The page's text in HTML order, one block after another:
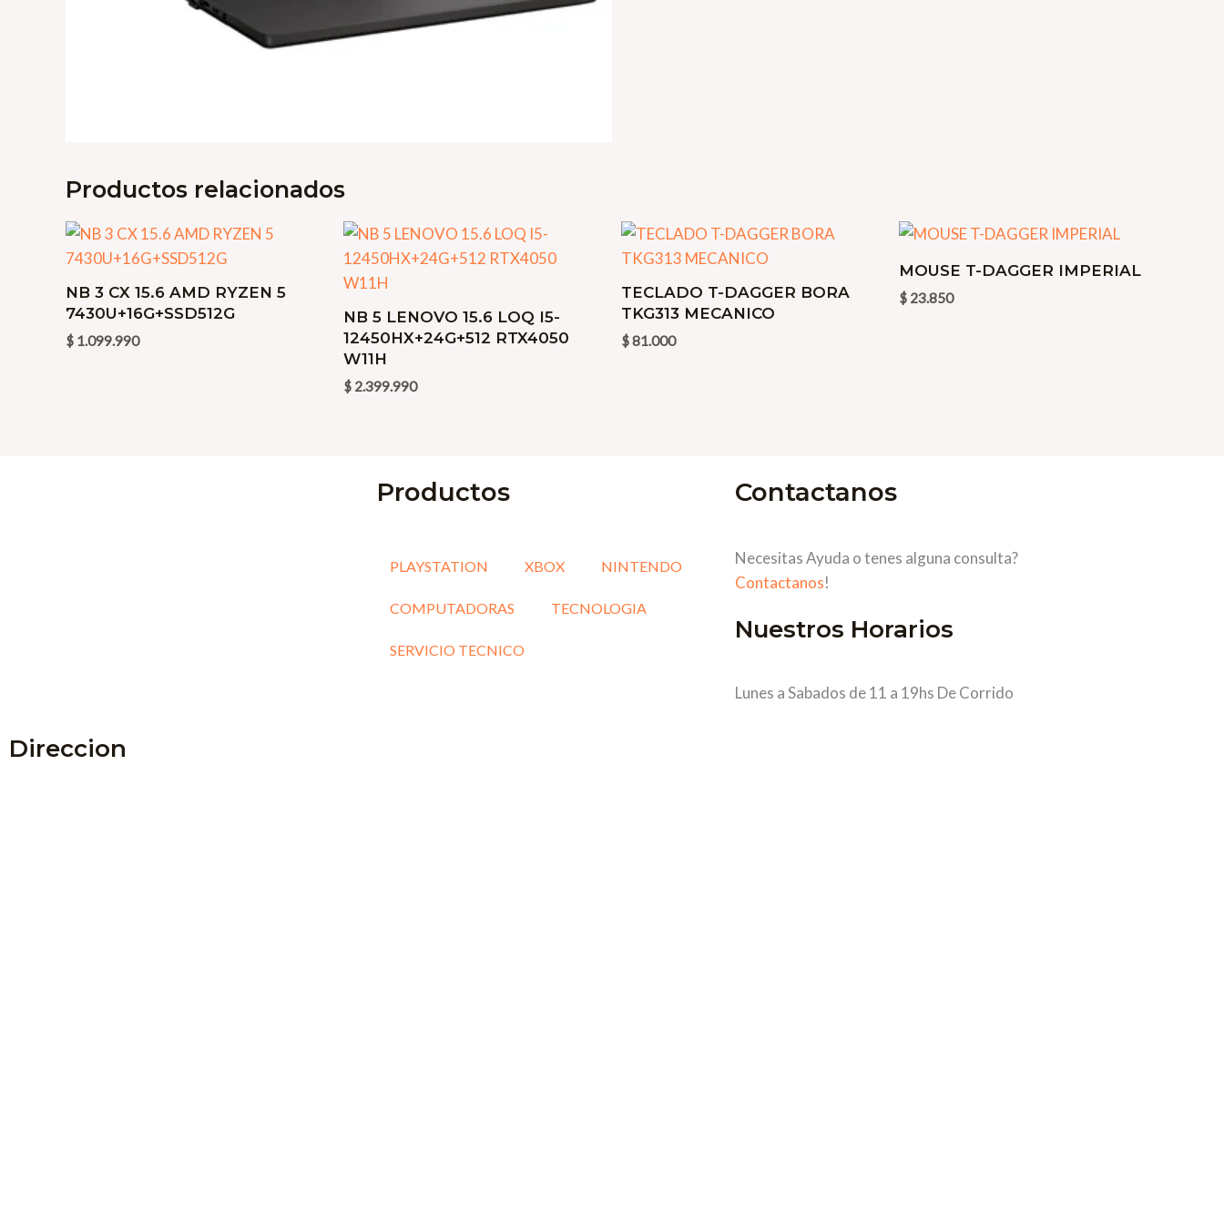
Productos relacionados
NB 3 CX 15.6 AMD RYZEN 5
7430U+16G+SSD512G
$ 1.099.990
NB 5 LENOVO 15.6 LOQ I5-
12450HX+24G+512 RTX4050
W11H
$ 2.399.990
TECLADO T-DAGGER BORA
TKG313 MECANICO
$81.000
MOUSE T-DAGGER IMPERIAL
$ 23.850
Productos
PLAYSTATION XBOX NINTENDO
COMPUTADORAS TECNOLOGIA
SERVICIO TECNICO
Contactanos
Necesitas Ayuda o tenes alguna consulta?
Contactanos!
Nuestros Horarios
Lunes a Sabados de 11 a 19hs De Corrido
Direccion